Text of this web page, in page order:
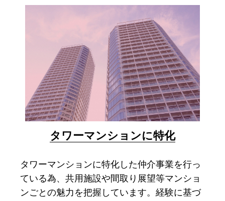
タワーマンションに特化
タワーマンションに特化した仲介事業を行っ
ている為、共用施設や間取り展望等マンショ
ンごとの魅力を把握しています。経験に基づ